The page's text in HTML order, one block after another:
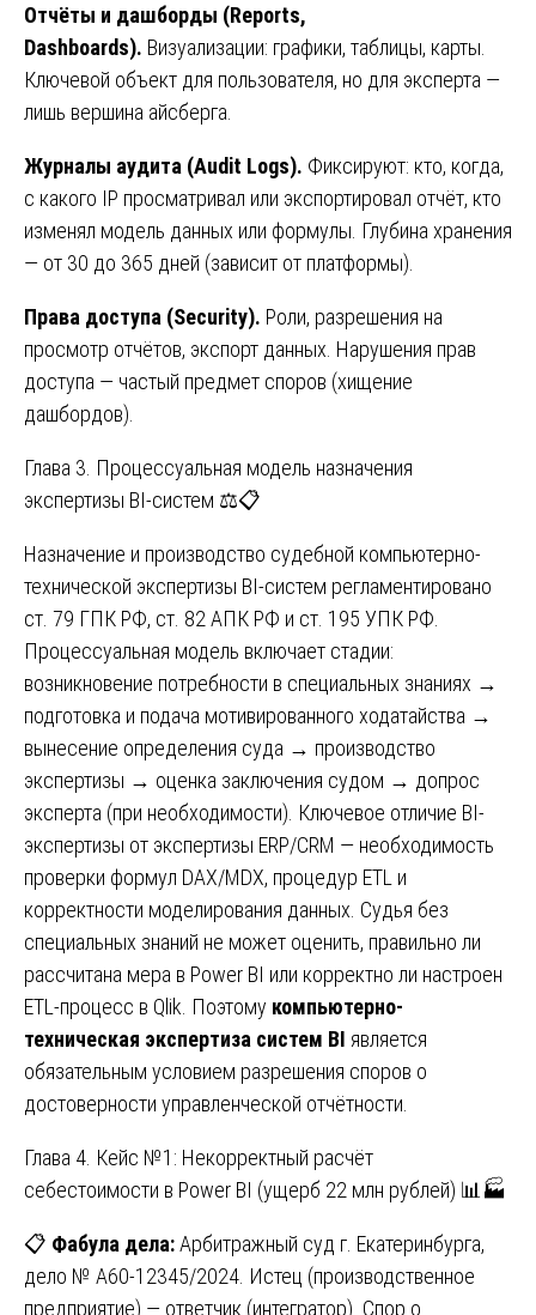
Отчёты и дашборды (Reports,
Dashboards). Визуализации: графики, таблицы, карты.
Ключевой объект для пользователя, но для эксперта —
лишь вершина айсберга.
Журналы аудита (Audit Logs). Фиксируют: кто, когда,
с какого IP просматривал или экспортировал отчёт, кто
изменял модель данных или формулы. Глубина хранения
— от 30 до 365 дней (зависит от платформы).
Права доступа (Security). Роли, разрешения на
просмотр отчётов, экспорт данных. Нарушения прав
доступа — частый предмет споров (хищение
дашбордов).
Глава 3. Процессуальная модель назначения
экспертизы BI-систем ⚖️📋
Назначение и производство судебной компьютерно-
технической экспертизы BI-систем регламентировано
ст. 79 ГПК РФ, ст. 82 АПК РФ и ст. 195 УПК РФ.
Процессуальная модель включает стадии:
возникновение потребности в специальных знаниях →
подготовка и подача мотивированного ходатайства →
вынесение определения суда → производство
экспертизы → оценка заключения судом → допрос
эксперта (при необходимости). Ключевое отличие BI-
экспертизы от экспертизы ERP/CRM — необходимость
проверки формул DAX/MDX, процедур ETL и
корректности моделирования данных. Судья без
специальных знаний не может оценить, правильно ли
рассчитана мера в Power BI или корректно ли настроен
ETL-процесс в Qlik. Поэтому компьютерно-
техническая экспертиза систем BI является
обязательным условием разрешения споров о
достоверности управленческой отчётности.
Глава 4. Кейс №1: Некорректный расчёт
себестоимости в Power BI (ущерб 22 млн рублей) 📊🏭
📋 Фабула дела:Арбитражный суд г. Екатеринбурга,
дело № А60-12345/2024. Истец (производственное
предприятие) — ответчик (интегратор). Спор о